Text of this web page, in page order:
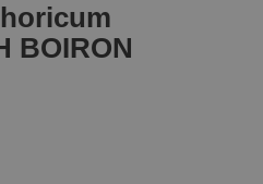
BOIRON